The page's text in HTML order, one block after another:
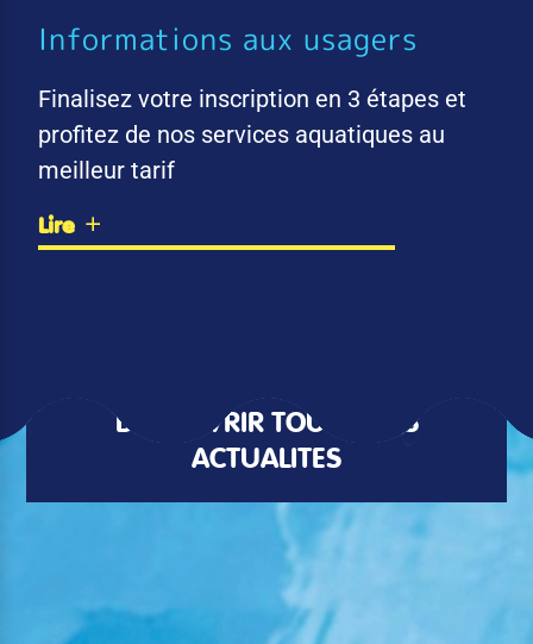
Informations aux usagers
Finalisez votre inscription en 3 étapes et
profitez de nos services aquatiques au
meilleur tarif
Lire
DÉCOUVRIR TOUTES LES
ACTUALITÉS